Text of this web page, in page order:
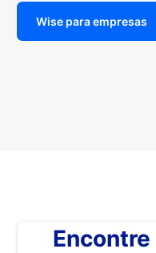
Wise para empresas
Encontre